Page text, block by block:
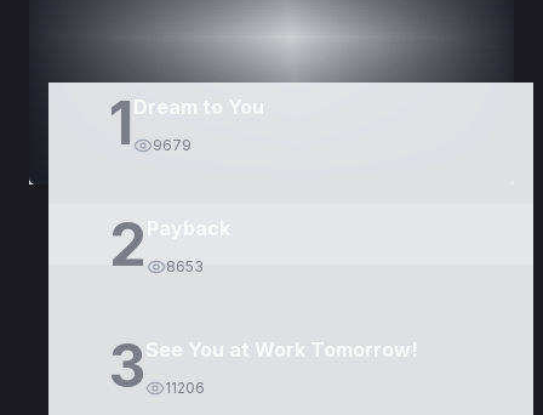
1 Dream to You
9679
2 8653
3See You at Work Tomorrow!
11206